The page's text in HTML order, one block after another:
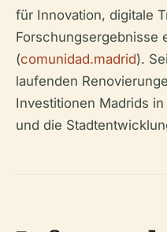
für Innovation, digitale
Forschungsergebnisse
(comunidad.madrid).
laufenden
Investitionen Madrids
und die